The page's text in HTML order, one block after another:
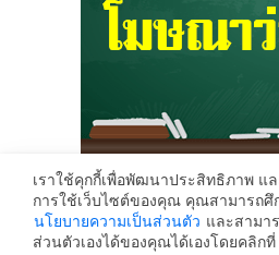
Krunhongonline.com © 2017 -
ครูหน่องออนไลน์ เว็บไซต์ข้อมูล ข่าวสาร เพื่
เราใช้คุกกี้เพื่อพัฒนาประสิทธิภาพ แ
การใช้เว็บไซต์ของคุณ คุณสามารถศึ
นโยบายความเป็นส่วนตัว และสามา
ส่วนตัวเองได้ของคุณได้เองโดยคลิกที่